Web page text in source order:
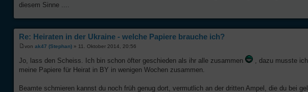
diesem Sinne ....
Re: Heiraten in der Ukraine - welche Papiere brauche ich?
von ak47 (Stephan) » 11. Oktober 2014, 20:56
Jo, lass den Scheiss. Ich bin schon öfter geschieden als ihr alle zusammen
, dazu musste
meine Papiere für Heirat in BY in wenigen Wochen zusammen.
Beamte schmieren kannst du noch früh genug dort, vermutlich an der dritten Ampel, die du bei